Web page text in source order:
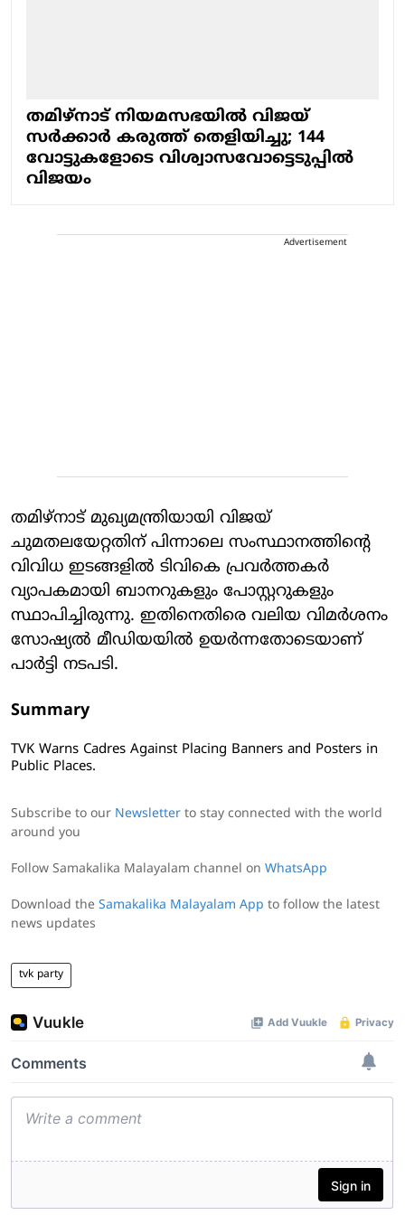
തമിഴ്‌നാട് നിയമസഭയിൽ വിജയ്
സർക്കാർ കരുത്ത് തെളിയിച്ചു; 144
വോട്ടുകളോടെ വിശ്വാസവോട്ടെടുപ്പിൽ
വിജയം
Advertisement
തമിഴ്‌നാട് മുഖ്യമന്ത്രിയായി വിജയ്
ചുമതലയേറ്റതിന് പിന്നാലെ സംസ്ഥാനത്തിന്റെ
വിവിധ ഇടങ്ങളിൽ ടിവികെ പ്രവർത്തകർ
വ്യാപകമായി ബാനറുകളും പോസ്റ്ററുകളും
സ്ഥാപിച്ചിരുന്നു. ഇതിനെതിരെ വലിയ വിമർശനം
സോഷ്യൽ മീഡിയയിൽ ഉയർന്നതോടെയാണ്
പാർട്ടി നടപടി.
Summary
TVK Warns Cadres Against Placing Banners and Posters in
Public Places.
Subscribe to our Newsletter to stay connected with the world
around you
Follow Samakalika Malayalam channel on WhatsApp
Download the Samakalika Malayalam App to follow the latest
news updates
tvk party